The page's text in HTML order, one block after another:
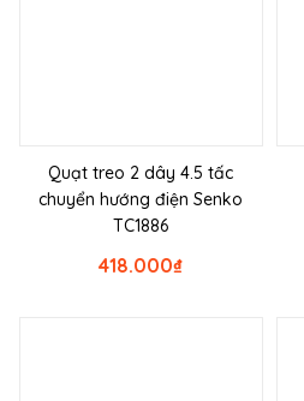
Quạt treo 2 dây 4.5 tấc
chuyển hướng điện Senko
TC1886
₫
418.000